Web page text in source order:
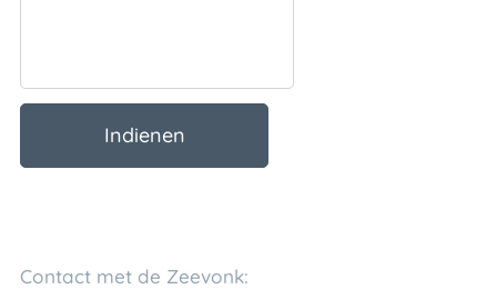
Indienen
Contact met de Zeevonk: